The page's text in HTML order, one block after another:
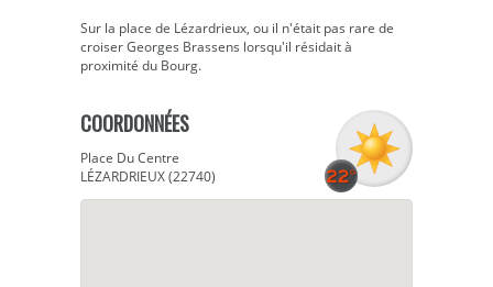
Sur la place de Lézardrieux, ou il n'était pas rare de
croiser Georges Brassens lorsqu'il résidait à
proximité du Bourg.
COORDONNÉES
Place Du Centre
LÉZARDRIEUX (22740)